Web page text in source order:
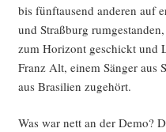
bis fünf­tau­send ande­ren auf
und Straß­burg
zum Hori­zont geschickt und
Franz Alt, einem Sän­ger aus
aus Bra­si­li­en zugehört.
Was war nett an der Demo?